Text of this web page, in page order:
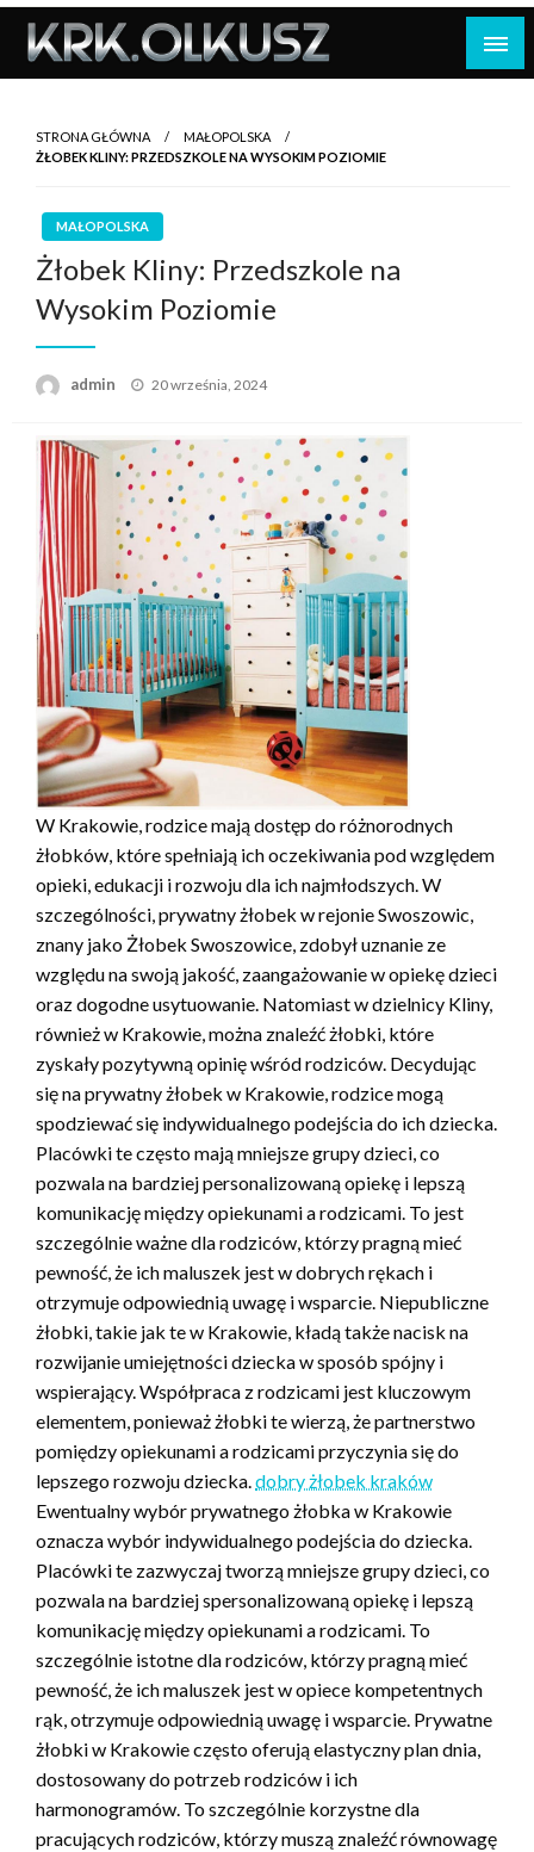
Skip
content
STRONA GŁÓWNA
MAŁOPOLSKA
ŻŁOBEK KLINY: PRZEDSZKOLE NA WYSOKIM POZIOMIE
MAŁOPOLSKA
Żłobek Kliny: Przedszkole na
Wysokim Poziomie
admin
Opublikowane
20 września, 2024
W Krakowie, rodzice mają dostęp do różnorodnych
żłobków, które spełniają ich oczekiwania pod względem
opieki, edukacji i rozwoju dla ich najmłodszych. W
szczególności, prywatny żłobek w rejonie Swoszowic,
znany jako Żłobek Swoszowice, zdobył uznanie ze
względu na swoją jakość, zaangażowanie w opiekę dzieci
oraz dogodne usytuowanie. Natomiast w dzielnicy Kliny,
również w Krakowie, można znaleźć żłobki, które
zyskały pozytywną opinię wśród rodziców. Decydując
się na prywatny żłobek w Krakowie, rodzice mogą
spodziewać się indywidualnego podejścia do ich dziecka.
Placówki te często mają mniejsze grupy dzieci, co
pozwala na bardziej personalizowaną opiekę i lepszą
komunikację między opiekunami a rodzicami. To jest
szczególnie ważne dla rodziców, którzy pragną mieć
pewność, że ich maluszek jest w dobrych rękach i
otrzymuje odpowiednią uwagę i wsparcie. Niepubliczne
żłobki, takie jak te w Krakowie, kładą także nacisk na
rozwijanie umiejętności dziecka w sposób spójny i
wspierający. Współpraca z rodzicami jest kluczowym
elementem, ponieważ żłobki te wierzą, że partnerstwo
pomiędzy opiekunami a rodzicami przyczynia się do
lepszego rozwoju dziecka.dobry żłobek kraków
Ewentualny wybór prywatnego żłobka w Krakowie
oznacza wybór indywidualnego podejścia do dziecka.
Placówki te zazwyczaj tworzą mniejsze grupy dzieci, co
pozwala na bardziej spersonalizowaną opiekę i lepszą
komunikację między opiekunami a rodzicami. To
szczególnie istotne dla rodziców, którzy pragną mieć
pewność, że ich maluszek jest w opiece kompetentnych
rąk, otrzymuje odpowiednią uwagę i wsparcie. Prywatne
żłobki w Krakowie często oferują elastyczny plan dnia,
dostosowany do potrzeb rodziców i ich
harmonogramów. To szczególnie korzystne dla
pracujących rodziców, którzy muszą znaleźć równowagę